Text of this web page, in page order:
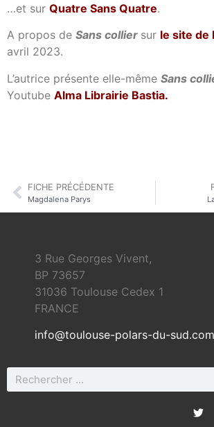
…et sur Quatre Sans Quatre.
A propos de Sans collier sur le site de
avril 2023.
L’autrice présente elle-même Sans
Youtube Alma Librairie Bastia.
FICHE PRÉCÉDENTE
Magdalena Parys
3 Rue Georges Vivent,
BP 73657
31036 Toulouse Cedex 1
FRANCE
info@toulouse-polars-du-sud.com